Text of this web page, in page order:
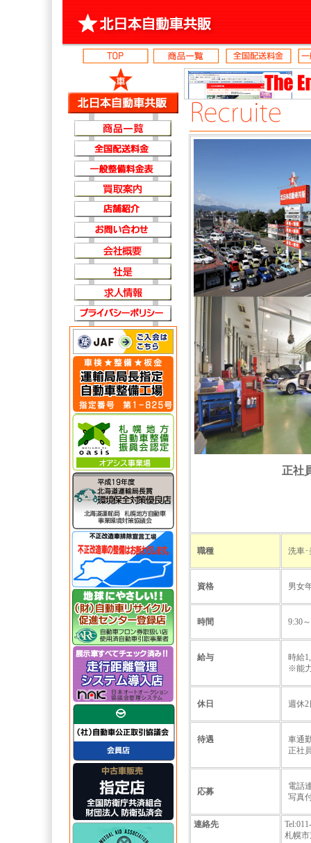
正社
職種 洗車
資格 男女
時間 9:30
給与
時給
※能
休日 週休
待遇
車通
正社
応募
電話
写真
連絡先
札幌市